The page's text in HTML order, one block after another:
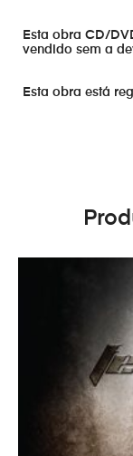
Esta obra CD/
vendido sem a
Esta obra está